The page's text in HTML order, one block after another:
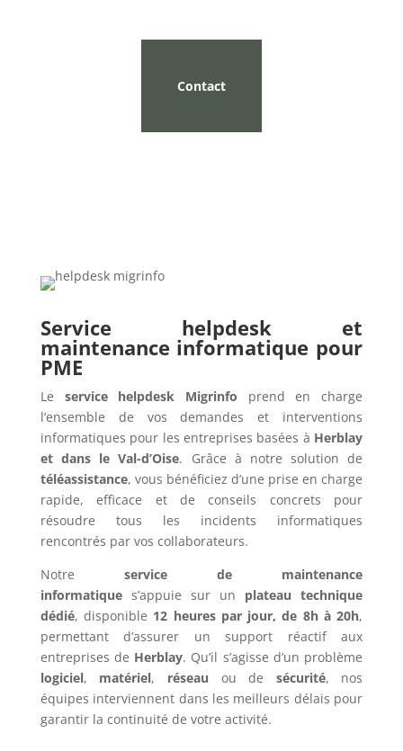
Contact
Service helpdesk et
maintenance informatique pour
PME
Le service helpdesk Migrinfo prend en charge
l’ensemble de vos demandes et interventions
informatiques pour les entreprises basées à Herblay
et dans le Val-d’Oise. Grâce à notre solution de
téléassistance, vous bénéficiez d’une prise en charge
rapide, efficace et de conseils concrets pour
résoudre tous les incidents informatiques
rencontrés par vos collaborateurs.
Notre service de maintenance
informatiques’appuie sur un plateau technique
dédié, disponible 12 heures par jour, de 8h à 20h,
permettant d’assurer un support réactif aux
entreprises de Herblay. Qu’il s’agisse d’un problème
logiciel, matériel, réseau ou de sécurité, nos
équipes interviennent dans les meilleurs délais pour
garantir la continuité de votre activité.